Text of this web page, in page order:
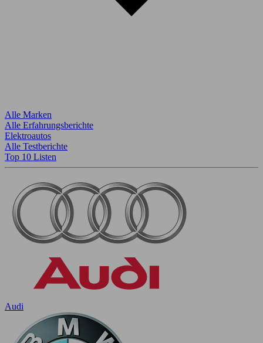
Alle Marken
Alle Erfahrungsberichte
Elektroautos
Alle Testberichte
Top 10 Listen
Audi